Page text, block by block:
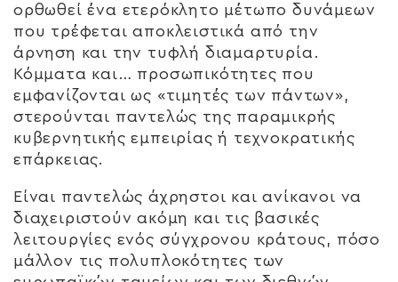
ορθωθεί ένα ετερόκλητο μέτωπο δυνάμεων
που τρέφεται αποκλειστικά από την
άρνηση και την τυφλή διαμαρτυρία.
Κόμματα και… προσωπικότητες που
εμφανίζονται ως «τιμητές των πάντων»,
στερούνται παντελώς της παραμικρής
κυβερνητικής εμπειρίας ή τεχνοκρατικής
επάρκειας.
Είναι παντελώς άχρηστοι και ανίκανοι να
διαχειριστούν ακόμη και τις βασικές
λειτουργίες ενός σύγχρονου κράτους, πόσο
μάλλον τις πολυπλοκότητες των